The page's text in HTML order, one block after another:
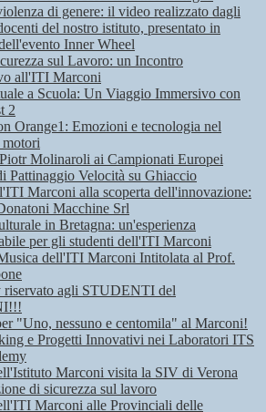
di genere: il video realizzato dagli
del nostro istituto, presentato in
Inner Wheel
sul Lavoro: un Incontro
all'ITI Marconi
a Scuola: Un Viaggio Immersivo con
2
Orange1: Emozioni e tecnologia nel
Molinaroli ai Campionati Europei
Pattinaggio Velocità su Ghiaccio
Marconi alla scoperta dell'innovazione:
Macchine Srl
in Bretagna: un'esperienza
per gli studenti dell'ITI Marconi
dell'ITI Marconi Intitolata al Prof.
agli STUDENTI del
"Uno, nessuno e centomila" al Marconi!
e Progetti Innovativi nei Laboratori ITS
Marconi visita la SIV di Verona
di sicurezza sul lavoro
Marconi alle Provinciali delle